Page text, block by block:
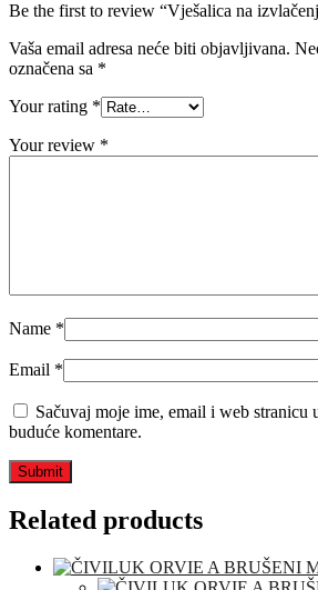
Be the first to review “Vješalica na
Vaša email adresa neće biti objavljivana.
označena sa *
Your rating *
Your review *
Name *
Email *
Sačuvaj moje ime, email i web stranicu
buduće komentare.
Related products